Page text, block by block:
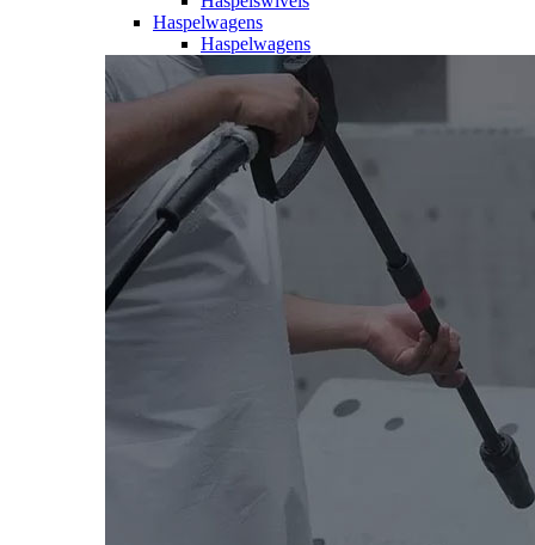
Haspelwagens
Haspelwagens